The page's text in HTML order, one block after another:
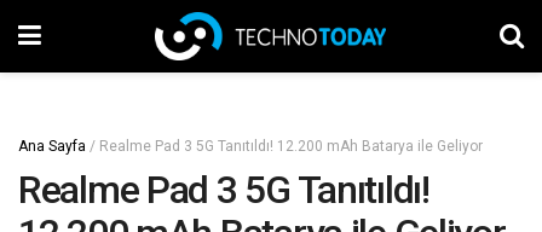
Ana Sayfa / Realme Pad 3 5G Tanıtıldı! 12.200 mAh Batarya ile Geliyor
Realme Pad 3 5G Tanıtıldı!